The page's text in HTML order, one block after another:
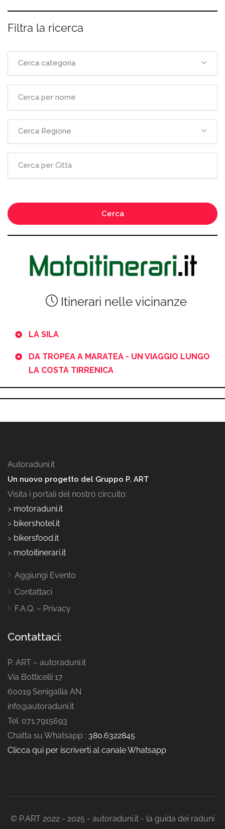
Filtra la ricerca
Cerca categoria
Cerca Regione
Cerca
Itinerari nelle vicinanze
LA SILA
DA TROPEA A MARATEA - UN VIAGGIO LUNGO
LA COSTA TIRRENICA
Autoraduni.it
Un nuovo progetto del Gruppo P. ART
Visita i portali del nostro circuito:
> motoraduni.it
> bikershotel.it
> bikersfood.it
> motoitinerari.it
Aggiungi Evento
Contattaci
F.A.Q. – Privacy
Contattaci:
P. ART – autoraduni.it
Via Botticelli 17
60019 Senigallia AN
info@autoraduni.it
Tel. 071.7915693
Chatta su Whatsapp : 380.6322845
Clicca qui per iscriverti al canale Whatsapp
© P.ART 2022 - 2025 - autoraduni.it - la guida dei raduni